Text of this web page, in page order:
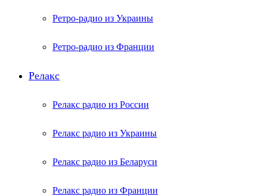
Ретро-радио из Украины
Ретро-радио из Франции
Релакс
Релакс радио из России
Релакс радио из Украины
Релакс радио из Беларуси
Релакс радио из Франции